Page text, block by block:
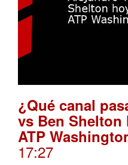
¿Qué canal
vs Ben Shelton
ATP
17:27